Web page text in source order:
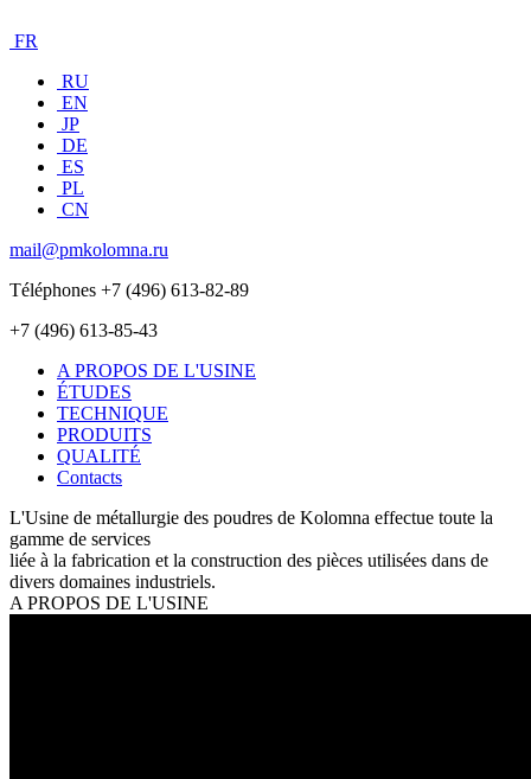
FR
RU
EN
JP
DE
ES
PL
CN
mail@pmkolomna.ru
Téléphones +7 (496) 613-82-89
+7 (496) 613-85-43
A PROPOS DE L'USINE
ÉTUDES
TECHNIQUE
PRODUITS
QUALITÉ
Contacts
L'Usine de métallurgie des poudres de Kolomna effectue toute la
gamme de services
liée à la fabrication et la construction des pièces utilisées dans de
divers domaines industriels.
A PROPOS DE L'USINE